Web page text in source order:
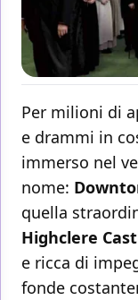
Per milioni di
e drammi in
immerso nel
nome:
quella
Highclere
e ricca di
fonde